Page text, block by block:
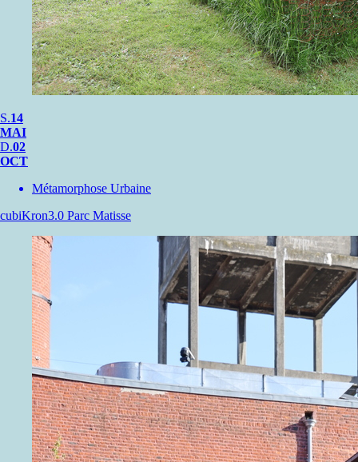
S.14
MAI
D.02
OCT
Métamorphose Urbaine
cubiKron3.0 Parc Matisse